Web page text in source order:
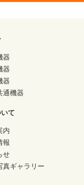
器
器
器
通機器
て
内
報
せ
真ギャラリー